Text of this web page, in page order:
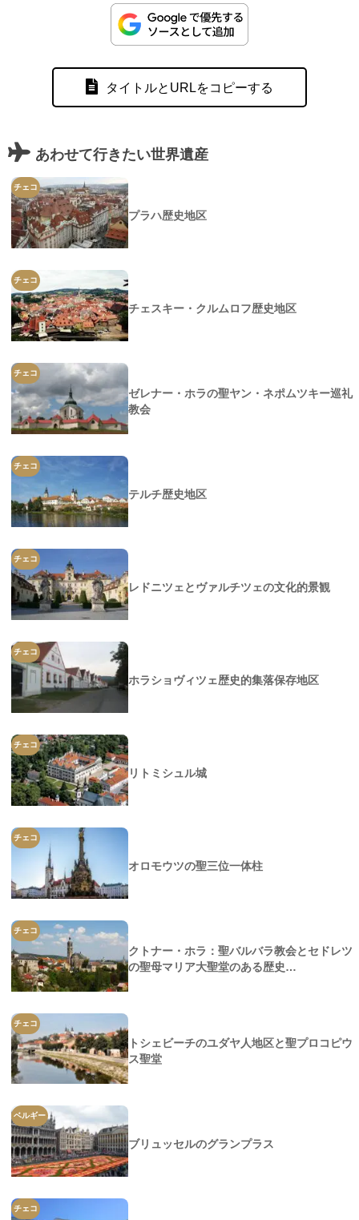
タイトルとURLをコピーする
あわせて行きたい世界遺産
チェコ
プラハ歴史地区
チェコ
チェスキー・クルムロフ歴史地区
チェコ
ゼレナー・ホラの聖ヤン・ネポムツキー巡礼
教会
チェコ
テルチ歴史地区
チェコ
レドニツェとヴァルチツェの文化的景観
チェコ
ホラショヴィツェ歴史的集落保存地区
チェコ
リトミシュル城
チェコ
オロモウツの聖三位一体柱
チェコ
クトナー・ホラ：聖バルバラ教会とセドレツ
の聖母マリア大聖堂のある歴史…
チェコ
トシェビーチのユダヤ人地区と聖プロコピウ
ス聖堂
ベルギー
ブリュッセルのグランプラス
チェコ